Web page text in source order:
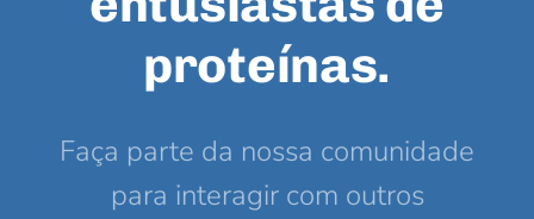
proteínas.
Faça parte da nossa comunidade
para interagir com outros